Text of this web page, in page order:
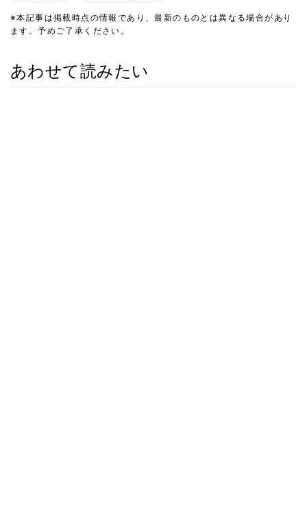
※本記事は掲載時点の情報であり、最新のものとは異なる場合があり
ます。予めご了承ください。
あわせて読みたい